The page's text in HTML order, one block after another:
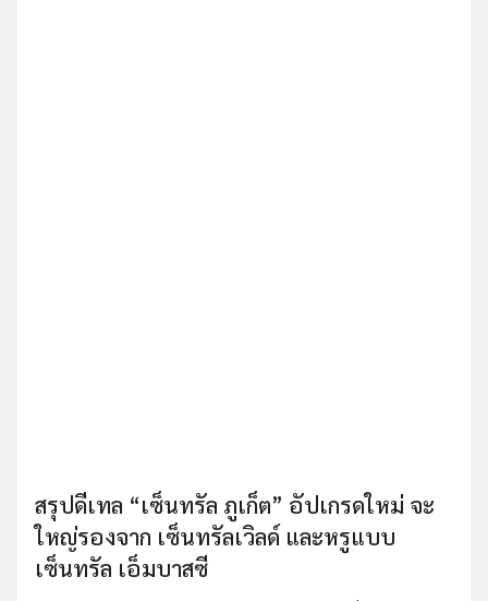
สรุปดีเทล “เซ็นทรัล ภูเก็ต” อัปเกรดใหม่ จะ
ใหญ่รองจาก เซ็นทรัลเวิลด์ และหรูแบบ
เซ็นทรัล เอ็มบาสซี